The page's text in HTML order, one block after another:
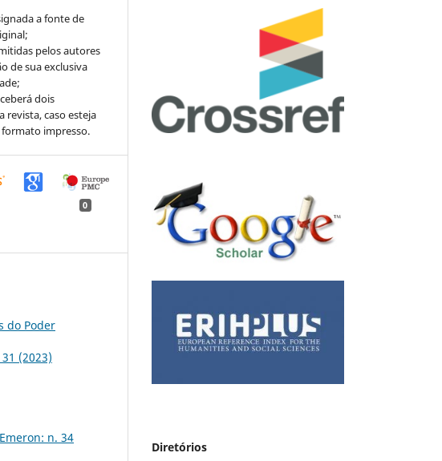
a fonte de
pelos autores
de sua exclusiva
dois
revista, caso esteja
impresso.
0
do Poder
(2023)
n. 34
Diretórios